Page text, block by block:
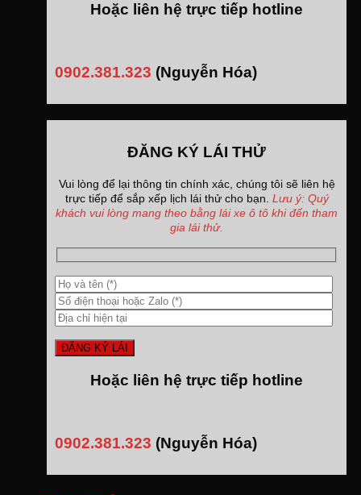
Hoặc liên hệ trực tiếp hotline
0902.381.323 (Nguyễn Hóa)
ĐĂNG KÝ LÁI THỬ
Vui lòng để lại thông tin chính xác, chúng tôi sẽ liên hệ
trực tiếp để sắp xếp lịch lái thử cho bạn. Lưu ý: Quý
khách vui lòng mang theo bằng lái xe ô tô khi đến tham
gia lái thử.
Hoặc liên hệ trực tiếp hotline
0902.381.323 (Nguyễn Hóa)